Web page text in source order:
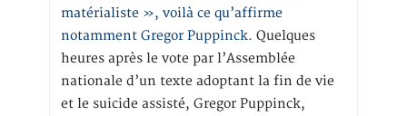
matérialiste », voilà ce qu’affirme
notamment Gregor Puppinck. Quelques
heures après le vote par l’Assemblée
nationale d’un texte adoptant la fin de vie
et le suicide assisté, Gregor Puppinck,